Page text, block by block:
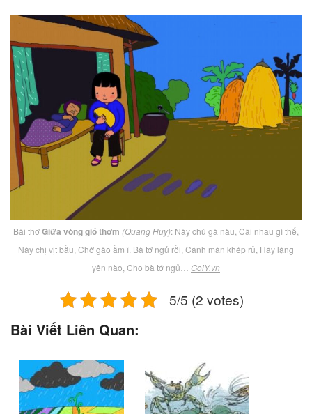
Bài thơGiữa vòng gió thơm (Quang Huy): Này chú gà nâu, Cãi nhau gì thế,
Này chị vịt bầu, Chớ gào ầm ĩ. Bà tớ ngủ rồi, Cánh màn khép rủ, Hãy lặng
yên nào, Cho bà tớ ngủ… GoiY.vn
5/5 (2 votes)
Bài Viết Liên Quan: